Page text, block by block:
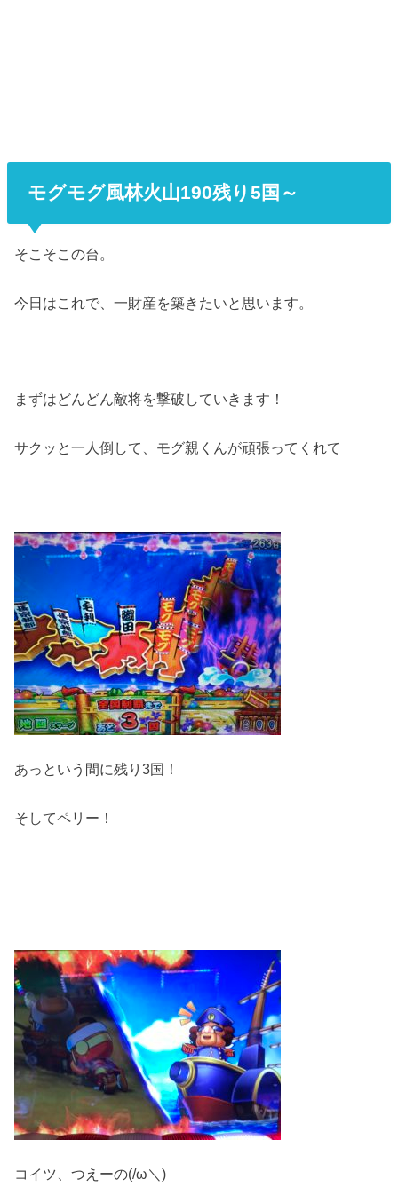
モグモグ風林火山190残り5国～
そこそこの台。
今日はこれで、一財産を築きたいと思います。
まずはどんどん敵将を撃破していきます！
サクッと一人倒して、モグ親くんが頑張ってくれて
あっという間に残り3国！
そしてペリー！
コイツ、つえーの(/ω＼)